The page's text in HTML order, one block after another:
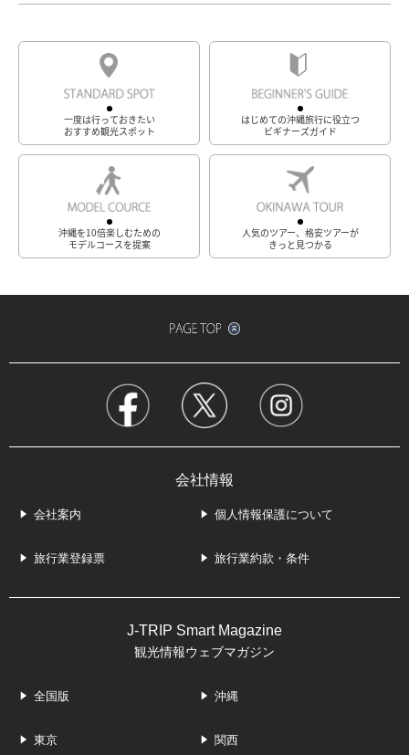
一度は行っておきたい
おすすめ観光スポット
はじめての沖縄旅行に役立つ
ビギナーズガイド
沖縄を10倍楽しむための
モデルコースを提案
人気のツアー、格安ツアーが
きっと見つかる
会社情報
会社案内 個人情報保護について
旅行業登録票 旅行業約款・条件
J-TRIP Smart Magazine
観光情報ウェブマガジン
全国版 沖縄
東京 関西